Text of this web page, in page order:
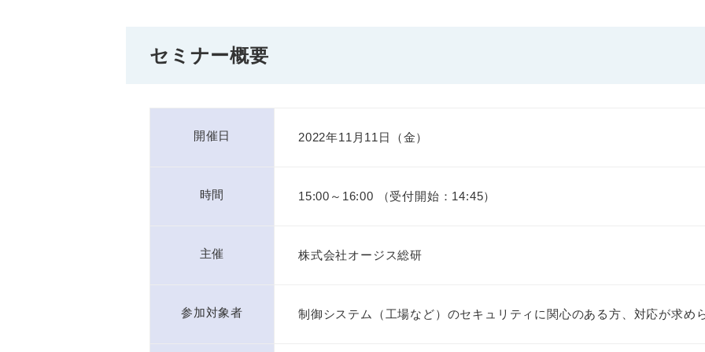
セミナー概要
開催日 2022年11月11日（金）
時間 15:00～16:00 （受付開始：14:45）
主催 株式会社オージス総研
参加対象者 制御システム（工場など）のセキュリティに関心のある方、対応が求め